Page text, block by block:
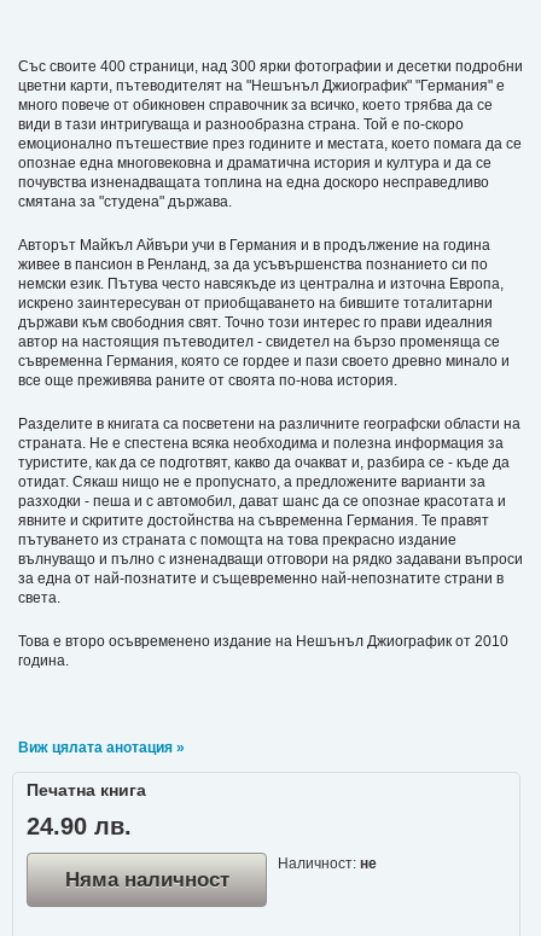
Със своите 400 страници, над 300 ярки фотографии и десетки подробни
цветни карти, пътеводителят на "Нешънъл Джиографик" "Германия" е
много повече от обикновен справочник за всичко, което трябва да се
види в тази интригуваща и разнообразна страна. Той е по-скоро
емоционално пътешествие през годините и местата, което помага да се
опознае една многовековна и драматична история и култура и да се
почувства изненадващата топлина на една доскоро несправедливо
смятана за "студена" държава.
Авторът Майкъл Айвъри учи в Германия и в продължение на година
живее в пансион в Ренланд, за да усъвършенства познанието си по
немски език. Пътува често навсякъде из централна и източна Европа,
искрено заинтересуван от приобщаването на бившите тоталитарни
държави към свободния свят. Точно този интерес го прави идеалния
автор на настоящия пътеводител - свидетел на бързо променяща се
съвременна Германия, която се гордее и пази своето древно минало и
все още преживява раните от своята по-нова история.
Разделите в книгата са посветени на различните географски области на
страната. Не е спестена всяка необходима и полезна информация за
туристите, как да се подготвят, какво да очакват и, разбира се - къде да
отидат. Сякаш нищо не е пропуснато, а предложените варианти за
разходки - пеша и с автомобил, дават шанс да се опознае красотата и
явните и скритите достойнства на съвременна Германия. Те правят
пътуването из страната с помощта на това прекрасно издание
вълнуващо и пълно с изненадващи отговори на рядко задавани въпроси
за една от най-познатите и същевременно най-непознатите страни в
света.
Това е второ осъвременено издание на Нешънъл Джиографик от 2010
година.
Виж цялата анотация »
Печатна книга
24.90 лв.
Няма наличност
Наличност: не